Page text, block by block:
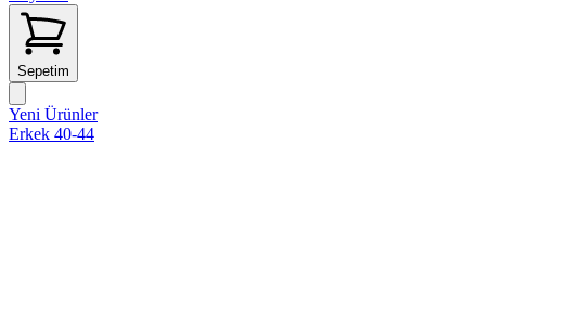
Sepetim
Yeni Ürünler
Erkek 40-44